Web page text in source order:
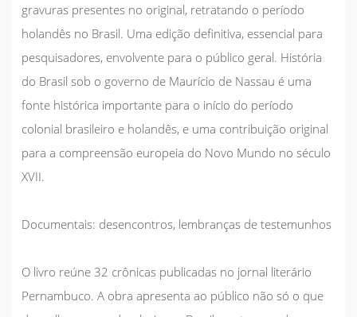
gravuras presentes no original, retratando o período
holandês no Brasil. Uma edição definitiva, essencial para
pesquisadores, envolvente para o público geral. História
do Brasil sob o governo de Maurício de Nassau é uma
fonte histórica importante para o início do período
colonial brasileiro e holandês, e uma contribuição original
para a compreensão europeia do Novo Mundo no século
XVII.
Documentais: desencontros, lembranças de testemunhos
O livro reúne 32 crônicas publicadas no jornal literário
Pernambuco. A obra apresenta ao público não só o que